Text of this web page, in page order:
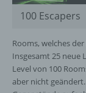
100 Escapers
Rooms, welches
Insgesamt 25 neue
Level von 100
aber nicht